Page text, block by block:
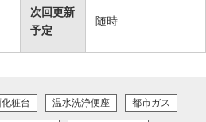
次回更新
予定
随時
粧台 温水洗浄便座 都市ガス